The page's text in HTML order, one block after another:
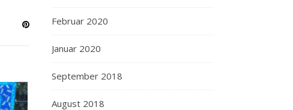
Februar 2020
Januar 2020
September 2018
August 2018